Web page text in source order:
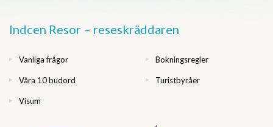
Indcen Resor – reseskräddaren
Vanliga frågor Bokningsregler
Våra 10 budord Turistbyråer
Visum